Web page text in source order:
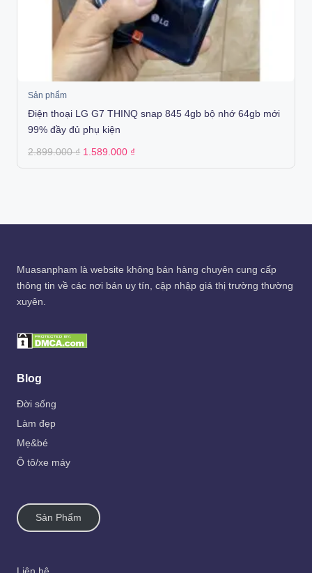
Sản phẩm
Điện thoại LG G7 THINQ snap 845 4gb bộ nhớ 64gb mới
99% đầy đủ phụ kiện
2.899.000₫ Original
was:
1.589.000 ₫
is:
Muasanpham là website không bán hàng chuyên cung cấp
thông tin về các nơi bán uy tín, cập nhập giá thị trường thường
xuyên.
Blog
Đời sống
Làm đẹp
Mẹ&bé
Ô tô/xe máy
Sản Phẩm